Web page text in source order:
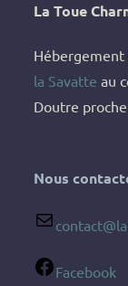
La Toue
Hébergement
la Savatte au
Doutre
Nous
Facebook